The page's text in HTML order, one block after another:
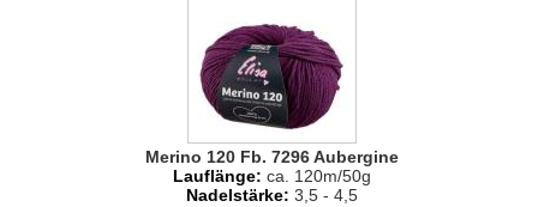
Merino 120 Fb. 7296 Aubergine
Lauflänge: ca. 120m/50g
Nadelstärke: 3,5 - 4,5